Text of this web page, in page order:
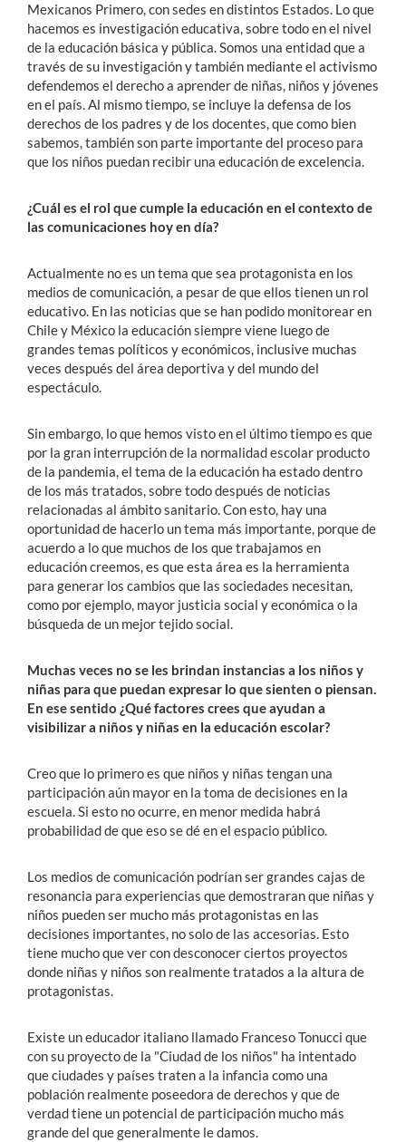
Mexicanos Primero, con sedes en distintos Estados. Lo que
hacemos es investigación educativa, sobre todo en el nivel
de la educación básica y pública. Somos una entidad que a
través de su investigación y también mediante el activismo
defendemos el derecho a aprender de niñas, niños y jóvenes
en el país. Al mismo tiempo, se incluye la defensa de los
derechos de los padres y de los docentes, que como bien
sabemos, también son parte importante del proceso para
que los niños puedan recibir una educación de excelencia.
¿Cuál es el rol que cumple la educación en el contexto de
las comunicaciones hoy en día?
Actualmente no es un tema que sea protagonista en los
medios de comunicación, a pesar de que ellos tienen un rol
educativo. En las noticias que se han podido monitorear en
Chile y México la educación siempre viene luego de
grandes temas políticos y económicos, inclusive muchas
veces después del área deportiva y del mundo del
espectáculo.
Sin embargo, lo que hemos visto en el último tiempo es que
por la gran interrupción de la normalidad escolar producto
de la pandemia, el tema de la educación ha estado dentro
de los más tratados, sobre todo después de noticias
relacionadas al ámbito sanitario. Con esto, hay una
oportunidad de hacerlo un tema más importante, porque de
acuerdo a lo que muchos de los que trabajamos en
educación creemos, es que esta área es la herramienta
para generar los cambios que las sociedades necesitan,
como por ejemplo, mayor justicia social y económica o la
búsqueda de un mejor tejido social.
Muchas veces no se les brindan instancias a los niños y
niñas para que puedan expresar lo que sienten o piensan.
En ese sentido ¿Qué factores crees que ayudan a
visibilizar a niños y niñas en la educación escolar?
Creo que lo primero es que niños y niñas tengan una
participación aún mayor en la toma de decisiones en la
escuela. Si esto no ocurre, en menor medida habrá
probabilidad de que eso se dé en el espacio público.
Los medios de comunicación podrían ser grandes cajas de
resonancia para experiencias que demostraran que niñas y
niños pueden ser mucho más protagonistas en las
decisiones importantes, no solo de las accesorias. Esto
tiene mucho que ver con desconocer ciertos proyectos
donde niñas y niños son realmente tratados a la altura de
protagonistas.
Existe un educador italiano llamado Franceso Tonucci que
con su proyecto de la "Ciudad de los niños" ha intentado
que ciudades y países traten a la infancia como una
población realmente poseedora de derechos y que de
verdad tiene un potencial de participación mucho más
grande del que generalmente le damos.